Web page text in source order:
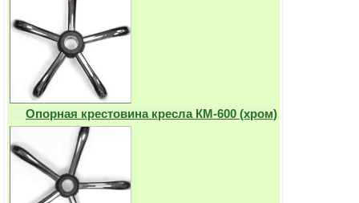
Опорная крестовина кресла КМ-600 (хром)